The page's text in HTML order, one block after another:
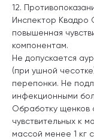
12.
Инспектор Квадро
повышенная
компонентам.
Не допускается
(при ушной
перепонки. Не
инфекционными
Обработку щенков
чувствительных к
массой менее 1 кг